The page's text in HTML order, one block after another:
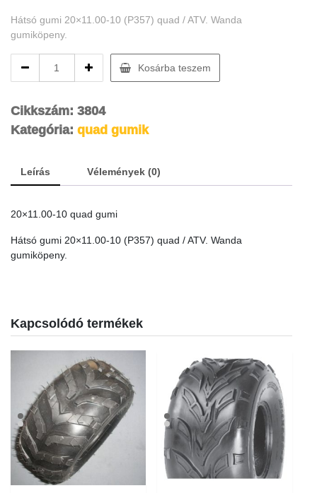
Hátsó gumi 20×11.00-10 (P357) quad / ATV. Wanda
gumiköpeny.
hátsó
quantity
Kosárba teszem
Cikkszám: 3804
Kategória: quad gumik
Leírás Vélemények (0)
20×11.00-10 quad gumi
Hátsó gumi 20×11.00-10 (P357) quad / ATV. Wanda
gumiköpeny.
Kapcsolódó termékek